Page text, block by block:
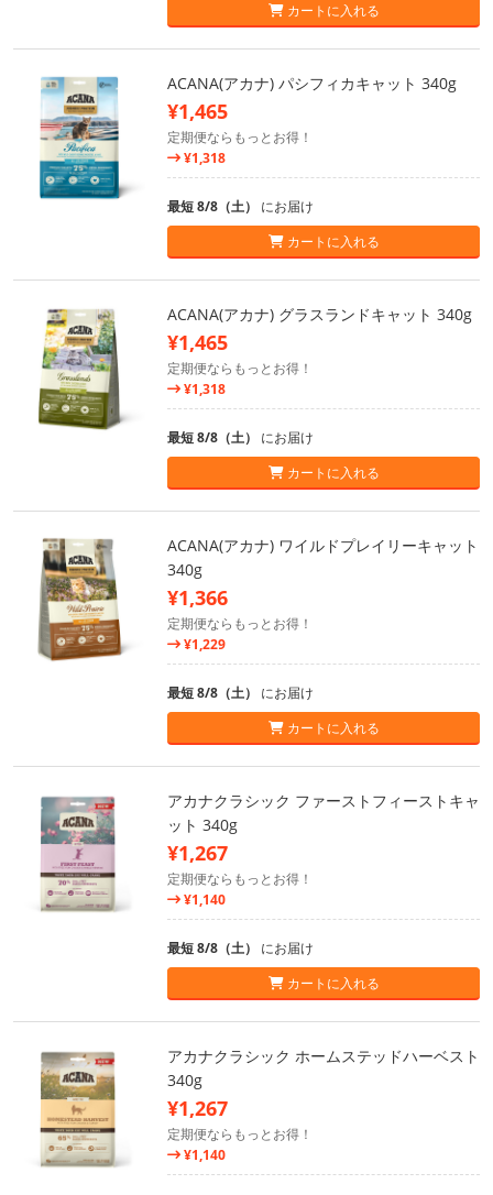
カートに入れる
ACANA(アカナ) パシフィカキャット 340g
¥1,465
定期便ならもっとお得！
¥1,318
最短 8/8（土） にお届け
カートに入れる
ACANA(アカナ) グラスランドキャット 340g
¥1,465
定期便ならもっとお得！
¥1,318
最短 8/8（土） にお届け
カートに入れる
ACANA(アカナ) ワイルドプレイリーキャット
340g
¥1,366
定期便ならもっとお得！
¥1,229
最短 8/8（土） にお届け
カートに入れる
アカナクラシック ファーストフィーストキャ
ット 340g
¥1,267
定期便ならもっとお得！
¥1,140
最短 8/8（土） にお届け
カートに入れる
アカナクラシック ホームステッドハーベスト
340g
¥1,267
定期便ならもっとお得！
¥1,140